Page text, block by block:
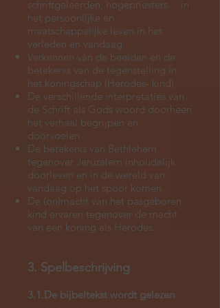
schriftgeleerden, hogepriesters… in
het persoonlijke en
maatschappelijke leven in het
verleden en vandaag.
Verkennen van de beelden en de
betekenis van de tegenstelling in
het koningschap (Herodes- kind).
De verschillende interpretaties van
de Schrift als Gods woord doorheen
het verhaal begrijpen en
doorvoelen.
De betekenis van Bethlehem
tegenover Jeruzalem inhoudelijk
doorleven en in de wereld van
vandaag op het spoor komen.
De (on)macht van het pasgeboren
kind ervaren tegenover de macht
van een koning als Herodes.
3. Spelbeschrijving
3.1.De bijbeltekst wordt gelezen